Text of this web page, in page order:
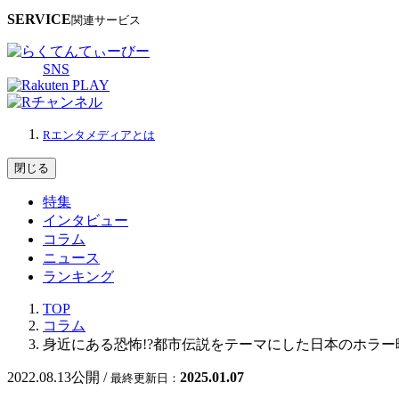
SERVICE関連サービス
SNS
Rエンタメディアとは
閉じる
特集
インタビュー
コラム
ニュース
ランキング
TOP
コラム
身近にある恐怖!?都市伝説をテーマにした日本のホラー
2022.08.13公開 / 最終更新日： 2025.01.07